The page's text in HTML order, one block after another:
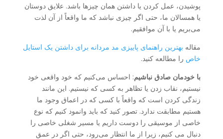
پوشیدن، عمل کردن یا داشتن همان چیزها باشد. علایق دوستان
یا همسالان ما، حتی اگر چیزی نباشد که ما واقعاً از آن لذت
می‌بریم یا با آن موافقیم.
مقاله بهترین راهنمای پاییزی مد مردانه برای داشتن یک استایل
خاص را مطالعه کنید.
با خودمان صادق نباشیم: احساس می‌کنیم که خود واقعی خود
نیستیم، نقاب زدن یا تظاهر به کسی که نیستیم. این مانند
زندگی کردن است که واقعاً با کسی که در اعماق وجود ما
هستیم مطابقت ندارد. تصور کنید که باید وانمود کنیم که نوع
خاصی از موسیقی را دوست داریم یا مسیر شغلی خاصی را
دنبال می کنیم، زیرا از ما انتظار می‌رود، حتی اگر در عمق